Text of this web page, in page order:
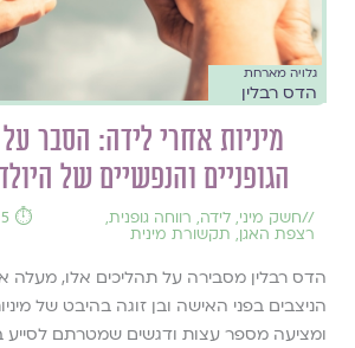
גלויה מארחת
הדס רבלין
מיניות אחרי לידה: הסבר
הגופניים והנפשיים של
//חשק מיני, לידה, רווחה גופנית,
רצפת האגן, תקשורת מינית
⏱️ 5 דקות קריאה
הדס רבלין מסבירה על תהליכים אלו, מעלה
הניצבים בפני האישה ובן זוגה בהיבט של
ומציעה מספר עצות ודגשים שמטרתם